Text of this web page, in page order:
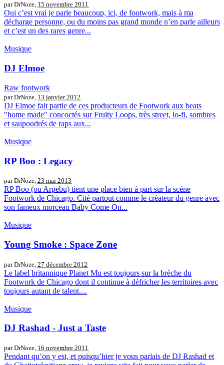
par DrNoze, 15 novembre 2011
Oui c’est vrai je parle beaucoup, ici, de footwork, mais à ma
décharge personne, ou du moins pas grand monde n’en parle ailleurs
et c’est un des rares genre...
Musique
DJ Elmoe
Raw footwork
par DrNoze, 13 janvier 2012
DJ Elmoe fait partie de ces producteurs de Footwork aux beats
"home made" concoctés sur Fruity Loops, très street, lo-fi, sombres
et saupoudrés de raps aux...
Musique
RP Boo : Legacy
par DrNoze, 23 mai 2013
RP Boo (ou Arpebu) tient une place bien à part sur la scène
Footwork de Chicago. Cité partout comme le créateur du genre avec
son fameux morceau Baby Come On...
Musique
Young Smoke : Space Zone
par DrNoze, 27 décembre 2012
Le label britannique Planet Mu est toujours sur la brèche du
Footwork de Chicago dont il continue à défricher les territoires avec
toujours autant de talent....
Musique
DJ Rashad - Just a Taste
par DrNoze, 16 novembre 2011
Pendant qu’on y est, et puisqu’hier je vous parlais de DJ Rashad et